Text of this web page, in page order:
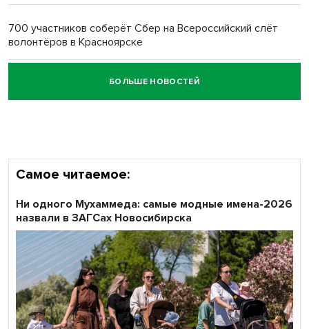
700 участников соберёт Сбер на Всероссийский слёт
волонтёров в Красноярске
Честный выбор: видеонаблюдение обеспечит
объективность результатов ЕДГ в Новосибирской
БОЛЬШЕ НОВОСТЕЙ
Самое читаемое:
Ни одного Мухаммеда: самые модные имена-2026
назвали в ЗАГСах Новосибирска